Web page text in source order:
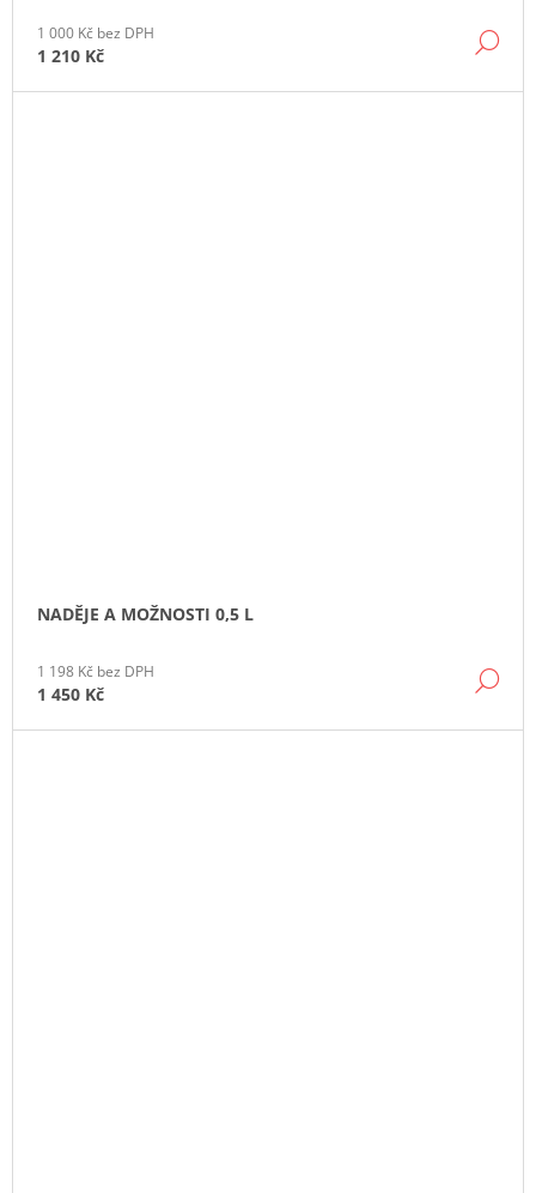
1 000 Kč bez DPH
1 210 Kč
NADĚJE A MOŽNOSTI 0,5 L
1 198 Kč bez DPH
1 450 Kč